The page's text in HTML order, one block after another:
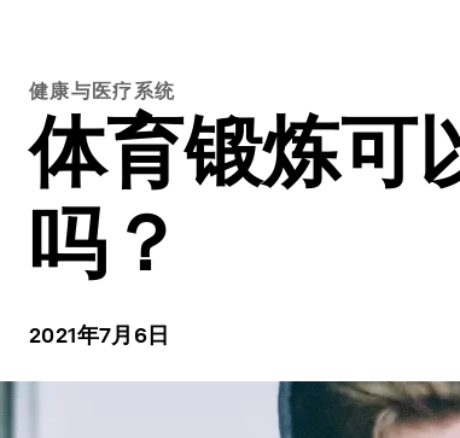
健康与医疗系统
体育锻炼可
吗？
2021年7月6日